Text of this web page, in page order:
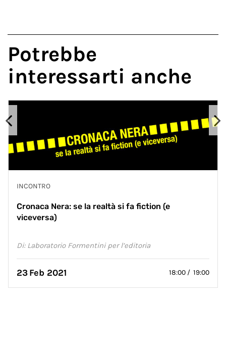
Potrebbe
interessarti anche
INCONTRO
Cronaca Nera: se la realtà si fa fiction (e
viceversa)
Di: Laboratorio Formentini per l’editoria
23Feb 2021 18:00 / 19:00